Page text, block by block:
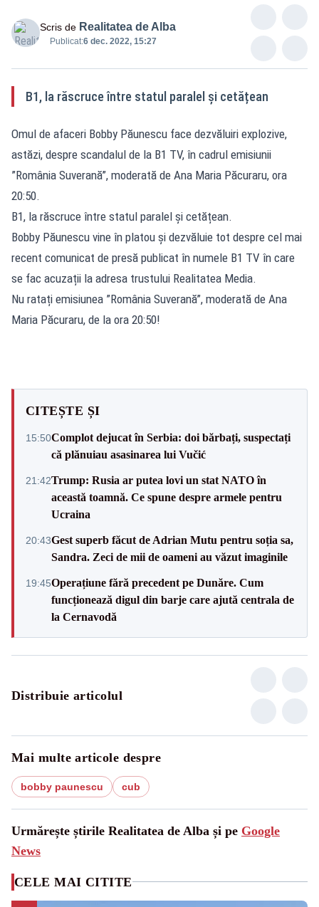
Scris de Realitatea de Alba
Publicat:6 dec. 2022, 15:27
B1, la răscruce între statul paralel și cetățean
Omul de afaceri Bobby Păunescu face dezvăluiri explozive,
astăzi, despre scandalul de la B1 TV, în cadrul emisiunii
”România Suverană”, moderată de Ana Maria Păcuraru, ora
20:50.
B1, la răscruce între statul paralel și cetățean.
Bobby Păunescu vine în platou și dezvăluie tot despre cel mai
recent comunicat de presă publicat în numele B1 TV în care
se fac acuzații la adresa trustului Realitatea Media.
Nu ratați emisiunea ”România Suverană”, moderată de Ana
Maria Păcuraru, de la ora 20:50!
CITEȘTE ȘI
15:50Complot dejucat în Serbia: doi bărbați, suspectați
că plănuiau asasinarea lui Vučić
21:42Trump: Rusia ar putea lovi un stat NATO în
această toamnă. Ce spune despre armele pentru
Ucraina
20:43Gest superb făcut de Adrian Mutu pentru soția sa,
Sandra. Zeci de mii de oameni au văzut imaginile
19:45Operațiune fără precedent pe Dunăre. Cum
funcționează digul din barje care ajută centrala de
la Cernavodă
Distribuie articolul
Mai multe articole despre
bobby paunescu cub
Urmărește știrile Realitatea de Alba și pe Google
News
CELE MAI CITITE